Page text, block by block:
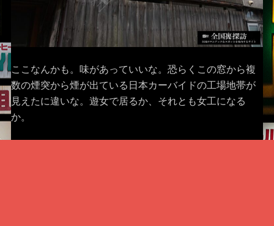
ここなんかも。味があっていいな。恐らくこの窓から複
数の煙突から煙が出ている日本カーバイドの工場地帯が
見えたに違いな。遊女で居るか、それとも女工になる
か。